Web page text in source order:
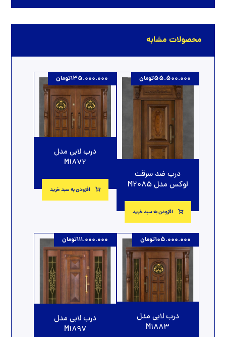
محصولات مشابه
درب ضد سرقت
لوکس مدل M2085
55.500.000تومان
افزودن به سبد خرید
درب لابی مدل
M1872
135.000.000تومان
افزودن به سبد خرید
درب لابی مدل
M1883
105.000.000تومان
درب لابی مدل
M1897
111.000.000تومان